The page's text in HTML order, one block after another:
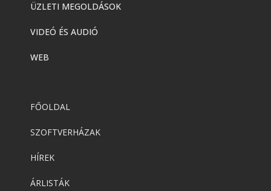
ÜZLETI MEGOLDÁSOK
VIDEÓ ÉS AUDIÓ
WEB
FŐOLDAL
SZOFTVERHÁZAK
HÍREK
ÁRLISTÁK